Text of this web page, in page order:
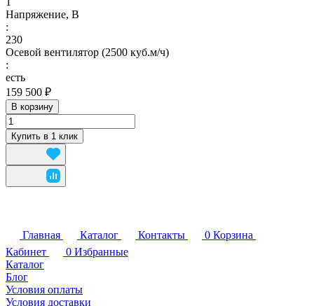
Напряжение, В
:
230
Осевой вентилятор (2500 куб.м/ч)
:
есть
159 500 ₽
В корзину
Купить в 1 клик
Главная Каталог Контакты 0 Корзина
Кабинет
0 Избранные
Каталог
Блог
Условия оплаты
Условия доставки